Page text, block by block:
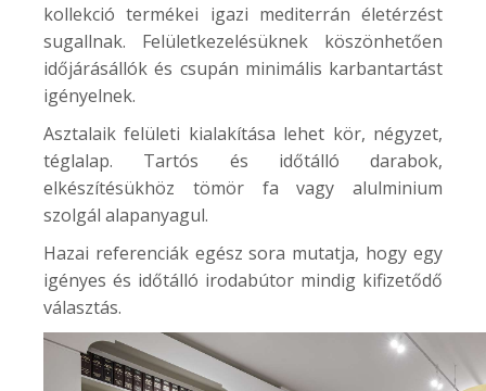
kollekció termékei igazi mediterrán életérzést
sugallnak. Felületkezelésüknek köszönhetően
időjárásállók és csupán minimális karbantartást
igényelnek.
Asztalaik felületi kialakítása lehet kör, négyzet,
téglalap. Tartós és időtálló darabok,
elkészítésükhöz tömör fa vagy alulminium
szolgál alapanyagul.
Hazai referenciák egész sora mutatja, hogy egy
igényes és időtálló irodabútor mindig kifizetődő
választás.